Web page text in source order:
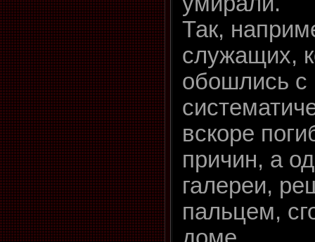
Так,
служащих,
обошлись с
вскоре
причин, а
галереи,
пальцем,